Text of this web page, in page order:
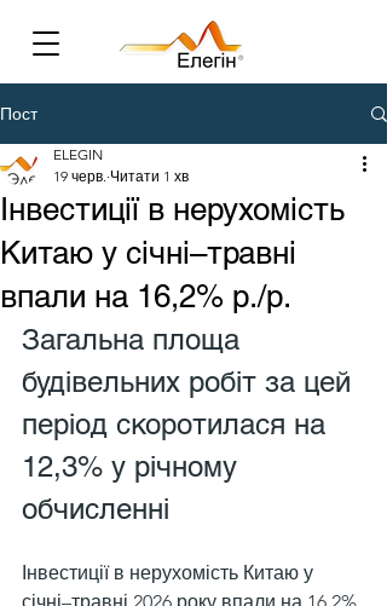
Пост
Інвестиції в нерухомість
Китаю у січні–травні
впали на 16,2% р./р.
ELEGIN
19 черв. Читати 1 хв
Загальна площа
будівельних робіт за цей
період скоротилася на
12,3% у річному
обчисленні
Інвестиції в нерухомість Китаю у